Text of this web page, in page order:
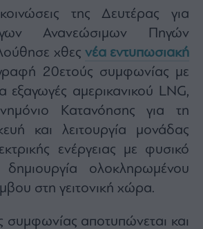
της Δευτέρας για
Ανανεώσιμων Πηγών
χθες νέα εντυπωσιακή
20ετούς συμφωνίας με
εξαγωγές αμερικανικού LNG,
Κατανόησης για τη
και λειτουργία μονάδας
ενέργειας με φυσικό
ολοκληρωμένου
στη γειτονική χώρα.
συμφωνίας αποτυπώνεται και